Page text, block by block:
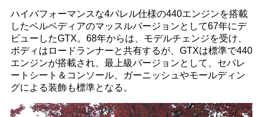
ハイパフォーマンスな4バレル仕様の440エンジンを搭載
したベルベディアのマッスルバージョンとして67年にデ
ビューしたGTX。68年からは、モデルチェンジを受け、
ボディはロードランナーと共有するが、GTXは標準で440
エンジンが搭載され、最上級バージョンとして、セパレ
ートシート＆コンソール、ガーニッシュやモールディン
グによる装飾も標準となる。